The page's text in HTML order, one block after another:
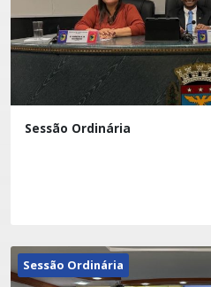
Sessão Ordinária
Sessão Ordinária